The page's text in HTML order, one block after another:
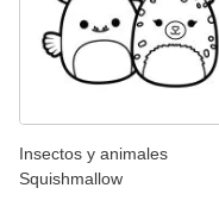
Insectos y animales
Squishmallow